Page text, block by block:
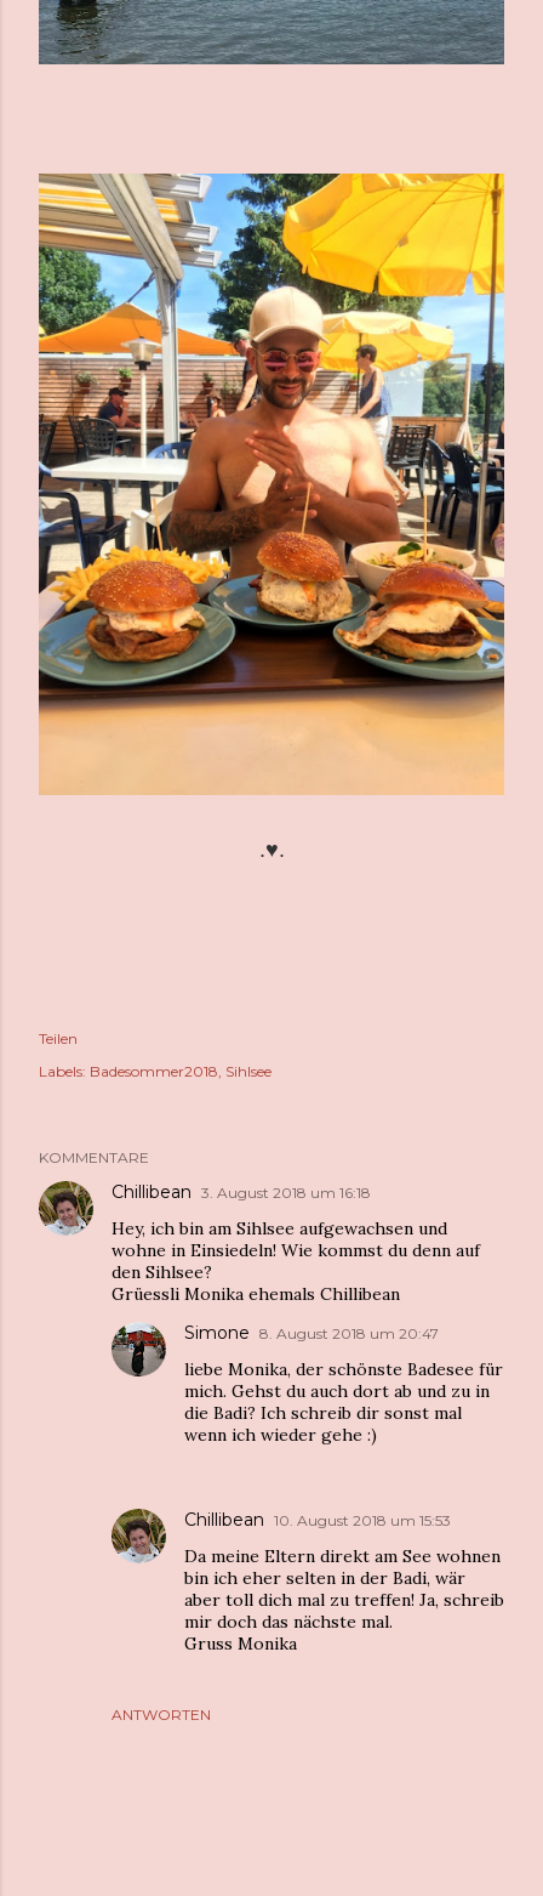
.♥.
Teilen
Labels: Badesommer2018 Sihlsee
KOMMENTARE
Chillibean 3. August 2018 um 16:18
Hey, ich bin am Sihlsee aufgewachsen und
wohne in Einsiedeln! Wie kommst du denn auf
den Sihlsee?
Grüessli Monika ehemals Chillibean
ANTWORTEN
Simone 8. August 2018 um 20:47
liebe Monika, der schönste Badesee für
mich. Gehst du auch dort ab und zu in
die Badi? Ich schreib dir sonst mal
wenn ich wieder gehe :)
Chillibean 10. August 2018 um 15:53
Da meine Eltern direkt am See wohnen
bin ich eher selten in der Badi, wär
aber toll dich mal zu treffen! Ja, schreib
mir doch das nächste mal.
Gruss Monika